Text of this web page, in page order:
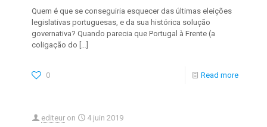
Quem é que se conseguiria esquecer das últimas eleições
legislativas portuguesas, e da sua histórica solução
governativa? Quando parecia que Portugal à Frente (a
coligação do […]
0 Read more
editeur on 4 juin 2019